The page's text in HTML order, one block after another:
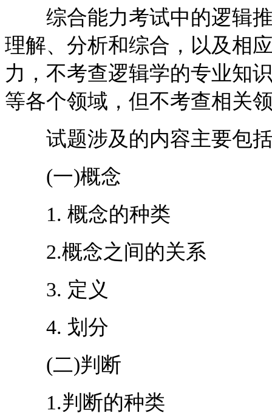
综合能力考试中的逻辑推
理解、分析和综合，以及相
力，不考查逻辑学的专业知
等各个领域，但不考查相关
试题涉及的内容主要包
(一)概念
1. 概念的种类
2.概念之间的关系
3. 定义
4. 划分
(二)判断
1.判断的种类